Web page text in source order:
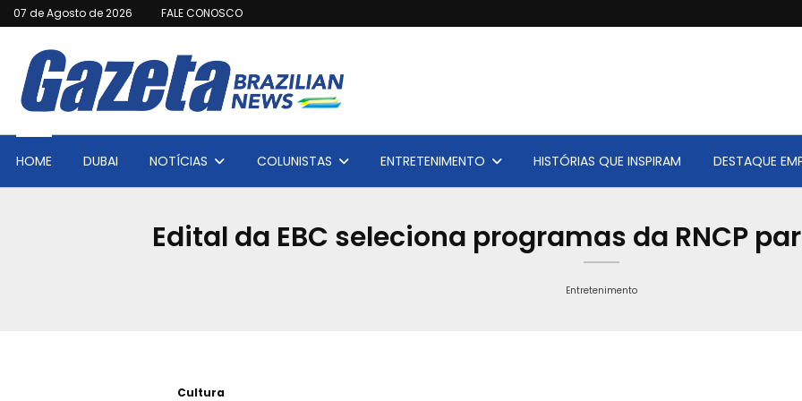
07 de Agosto de 2026 FALE CONOSCO
HOME DUBAI NOTÍCIAS COLUNISTAS ENTRETENIMENTO HISTÓRIAS QUE INSPIRAM DESTAQUE
Edital da EBC seleciona programas da RNCP
Entretenimento
Cultura